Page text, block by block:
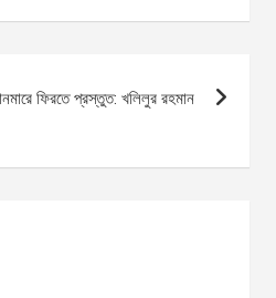
ফিরতে প্রস্তুত: খলিলুর রহমান